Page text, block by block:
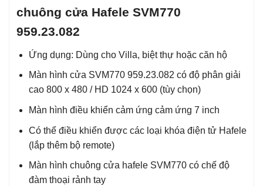
chuông cửa Hafele SVM770
959.23.082
Ứng dụng: Dùng cho Villa, biệt thự hoặc căn hộ
Màn hình cửa SVM770 959.23.082 có độ phân giải
cao 800 x 480 / HD 1024 x 600 (tùy chọn)
Màn hình điều khiển cảm ứng cảm ứng 7 inch
Có thể điều khiển được các loại khóa điện tử Hafele
(lắp thêm bộ remote)
Màn hình chuông cửa hafele SVM770 có chế độ
đàm thoại rảnh tay